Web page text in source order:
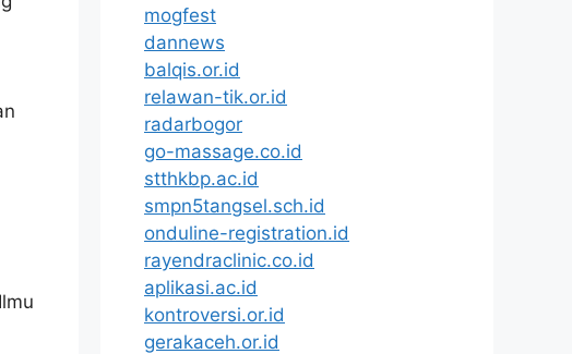
mogfest
dannews
balqis.or.id
relawan-tik.or.id
radarbogor
go-massage.co.id
stthkbp.ac.id
smpn5tangsel.sch.id
onduline-registration.id
rayendraclinic.co.id
aplikasi.ac.id
kontroversi.or.id
gerakaceh.or.id